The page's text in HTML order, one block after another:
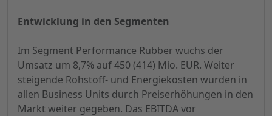
Entwicklung in den Segmenten
Im Segment Performance Rubber wuchs der
Umsatz um 8,7% auf 450 (414) Mio. EUR. Weiter
steigende Rohstoff- und Energiekosten wurden in
allen Business Units durch Preiserhöhungen in den
Markt weiter gegeben. Das EBITDA vor